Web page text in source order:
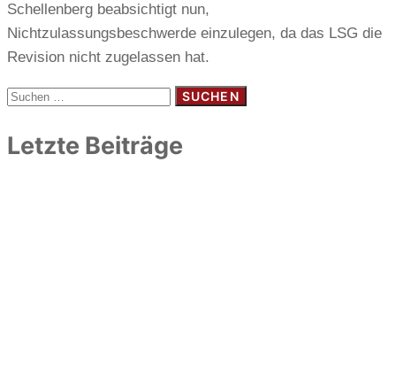
Schellenberg beabsichtigt nun,
Nichtzulassungsbeschwerde einzulegen, da das LSG die
Revision nicht zugelassen hat.
Suchen
Letzte Beiträge